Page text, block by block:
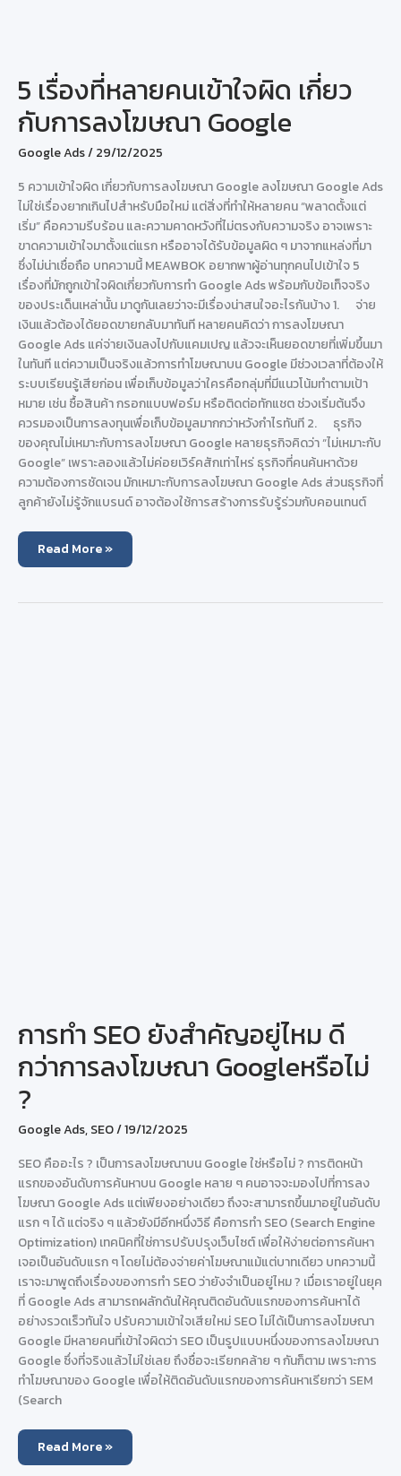
5 เรื่องที่หลายคนเข้าใจผิด เกี่ยว
กับการลงโฆษณา Google
Google Ads/29/12/2025
5 ความเข้าใจผิด เกี่ยวกับการลงโฆษณา Google ลงโฆษณา Google Ads
ไม่ใช่เรื่องยากเกินไปสำหรับมือใหม่ แต่สิ่งที่ทำให้หลายคน “พลาดตั้งแต่
เริ่ม” คือความรีบร้อน และความคาดหวังที่ไม่ตรงกับความจริง อาจเพราะ
ขาดความเข้าใจมาตั้งแต่แรก หรืออาจได้รับข้อมูลผิด ๆ มาจากแหล่งที่มา
ซึ่งไม่น่าเชื่อถือ บทความนี้ MEAWBOK อยากพาผู้อ่านทุกคนไปเข้าใจ 5
เรื่องที่มักถูกเข้าใจผิดเกี่ยวกับการทำ Google Ads พร้อมกับข้อเท็จจริง
ของประเด็นเหล่านั้น มาดูกันเลยว่าจะมีเรื่องน่าสนใจอะไรกันบ้าง 1. จ่าย
เงินแล้วต้องได้ยอดขายกลับมาทันที หลายคนคิดว่า การลงโฆษณา
Google Ads แค่จ่ายเงินลงไปกับแคมเปญ แล้วจะเห็นยอดขายที่เพิ่มขึ้นมา
ในทันที แต่ความเป็นจริงแล้วการทำโฆษณาบน Google มีช่วงเวลาที่ต้องให้
ระบบเรียนรู้เสียก่อน เพื่อเก็บข้อมูลว่าใครคือกลุ่มที่มีแนวโน้มทำตามเป้า
หมาย เช่น ซื้อสินค้า กรอกแบบฟอร์ม หรือติดต่อทักแชต ช่วงเริ่มต้นจึง
ควรมองเป็นการลงทุนเพื่อเก็บข้อมูลมากกว่าหวังกำไรทันที 2. ธุรกิจ
ของคุณไม่เหมาะกับการลงโฆษณา Google หลายธุรกิจคิดว่า “ไม่เหมาะกับ
Google” เพราะลองแล้วไม่ค่อยเวิร์คสักเท่าไหร่ ธุรกิจที่คนค้นหาด้วย
ความต้องการชัดเจน มักเหมาะกับการลงโฆษณา Google Ads ส่วนธุรกิจที่
ลูกค้ายังไม่รู้จักแบรนด์ อาจต้องใช้การสร้างการรับรู้ร่วมกับคอนเทนต์
5
ที่
คน
Read More »
การทำ SEO ยังสำคัญอยู่ไหม ดี
กว่าการลงโฆษณา Googleหรือไม่
?
Google Ads,SEO/19/12/2025
SEO คืออะไร ? เป็นการลงโฆษณาบน Google ใช่หรือไม่ ? การติดหน้า
แรกของอันดับการค้นหาบน Google หลาย ๆ คนอาจจะมองไปที่การลง
โฆษณา Google Ads แต่เพียงอย่างเดียว ถึงจะสามารถขึ้นมาอยู่ในอันดับ
แรก ๆ ได้ แต่จริง ๆ แล้วยังมีอีกหนึ่งวิธี คือการทำ SEO (Search Engine
Optimization) เทคนิคที่ใช่การปรับปรุงเว็บไซต์ เพื่อให้ง่ายต่อการค้นหา
เจอเป็นอันดับแรก ๆ โดยไม่ต้องจ่ายค่าโฆษณาแม้แต่บาทเดียว บทความนี้
เราจะมาพูดถึงเรื่องของการทำ SEO ว่ายังจำเป็นอยู่ไหม ? เมื่อเราอยู่ในยุค
ที่ Google Ads สามารถผลักดันให้คุณติดอันดับแรกของการค้นหาได้
อย่างรวดเร็วทันใจ ปรับความเข้าใจเสียใหม่ SEO ไม่ได้เป็นการลงโฆษณา
Google มีหลายคนที่เข้าใจผิดว่า SEO เป็นรูปแบบหนึ่งของการลงโฆษณา
Google ซึ่งที่จริงแล้วไม่ใช่เลย ถึงชื่อจะเรียกคล้าย ๆ กันก็ตาม เพราะการ
ทำโฆษณาของ Google เพื่อให้ติดอันดับแรกของการค้นหาเรียกว่า SEM
(Search
การ
SEO
Read More »